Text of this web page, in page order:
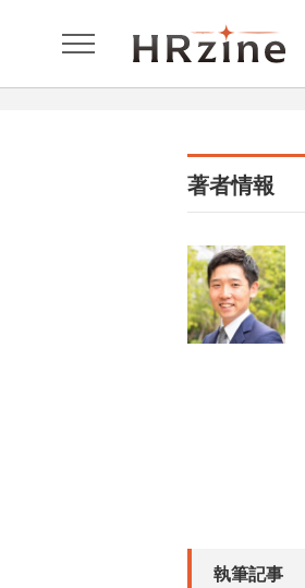
著者情報
執筆記事